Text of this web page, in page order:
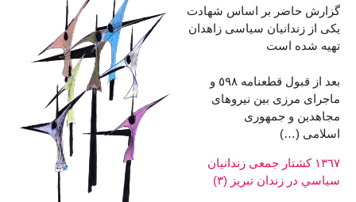
گزارش حاضر بر اساس شهادت
یکی از زندانیان سیاسی زاهدان
تهیه شده است
بعد از قبول قطعنامه ٥٩٨ و
ماجرای مرزی بین نیروهای
مجاهدین و جمهوری
اسلامی (…)
١٣٦٧ کشتار جمعی زندانيان
سياسي در زندان تبریز (٣)